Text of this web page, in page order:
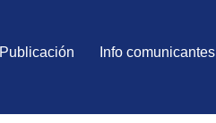
Publicación Info comunicantes